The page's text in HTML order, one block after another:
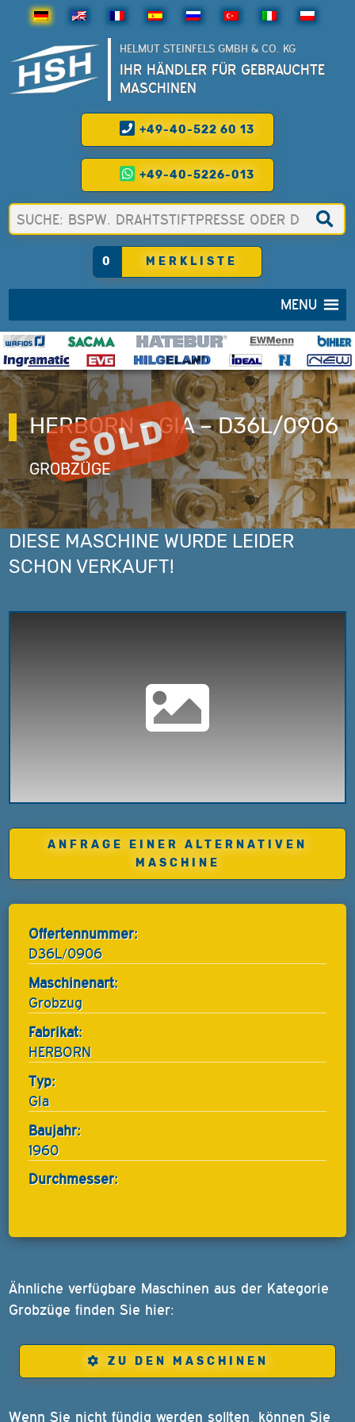
HELMUT STEINFELS GMBH & CO. KG
IHR HÄNDLER FÜR GEBRAUCHTE
MASCHINEN
+49-40-522 60 13
+49-40-5226-013
0 MERKLISTE
MENU
HERBORN – GIA – D36L/0906
GROBZÜGE
DIESE MASCHINE WURDE LEIDER
SCHON VERKAUFT!
ANFRAGE EINER ALTERNATIVEN
MASCHINE
Offertennummer:
D36L/0906
Maschinenart:
Grobzug
Fabrikat:
HERBORN
Typ:
GIa
Baujahr:
1960
Durchmesser:
Ähnliche verfügbare Maschinen aus der Kategorie
Grobzüge finden Sie hier:
ZU DEN MASCHINEN
Wenn Sie nicht fündig werden sollten, können Sie